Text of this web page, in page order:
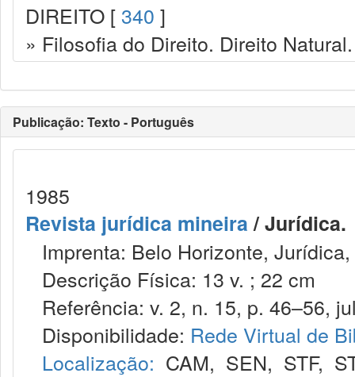
DIREITO [ 340 ]
» Filosofia do Direito. Direito
Publicação: Texto - Português
1985
Revista jurídica mineira/ Jurídica.
Imprenta: Belo Horizonte,
Descrição Física: 13 v. ; 22 cm
Referência: v. 2, n. 15, p. 46–56,
Disponibilidade: Rede Virtual de
Localização: CAM, SEN, STF,